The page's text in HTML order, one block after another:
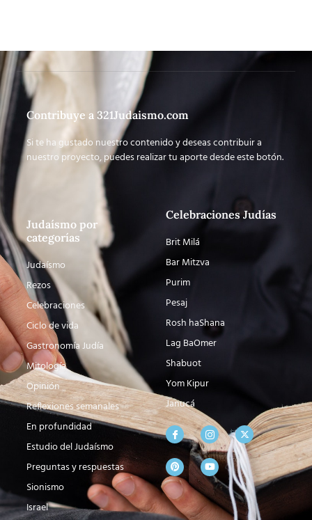
Contribuye a 321Judaismo.com
Si te ha gustado nuestro contenido y deseas contribuir a
nuestro proyecto, puedes realizar tu aporte desde este botón.
Judaísmo por
categorías
Judaísmo
Rezos
Celebraciones
Ciclo de vida
Gastronomía Judía
Mitología
Opinión
Reflexiones semanales
En profundidad
Estudio del Judaísmo
Preguntas y respuestas
Sionismo
Israel
Celebraciones Judías
Brit Milá
Bar Mitzva
Purim
Pesaj
Rosh haShana
Lag BaOmer
Shabuot
Yom Kipur
Janucá